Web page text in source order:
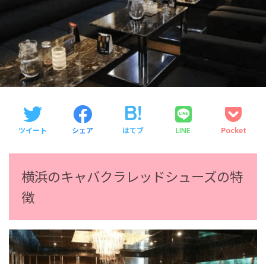
ツイート シェア はてブ LINE Pocket
横浜のキャバクラレッドシューズの特
徴